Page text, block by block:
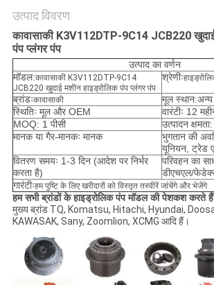
अनुरोध
साइटमैप
गोपनीयता
नीति
उत्पाद विवरण
कावासाकी K3V112DTP-9C14 JCB220 खुदाई
पंप प्लंगर पंप
उत्पाद का वर्णन
मॉडल:कावासाकी K3V112DTP-9C14
JCB220 खुदाई मशीन हाइड्रोलिक पंप प्लंगर पंप
श्रेणीः
ब्रांडःकावासाकी
मूल
स्थितिः मूल और OEM
वारंटीः 12
MOQ: 1 पीसी
उत्पादन
मानक या गैर-मानकः मानक
भुगतान की
यूनियन, ट्रेड
वितरण समयः 1-3 दिन (आदेश पर निर्भर
करता है)
परिवहन का
डीएचएल/
गारंटीःहम पुष्टि के लिए खरीदारों को विस्तृत तस्वीरें जांचेंगे और भेजेंगे
हम सभी ब्रांडों के हाइड्रोलिक पंप मॉडल की पेशकश करते हैं
मुख्य ब्रांड TQ, Komatsu, Hitachi, Hyundai,
KAWASAK, Sany, Zoomlion, XCMG आदि हैं।